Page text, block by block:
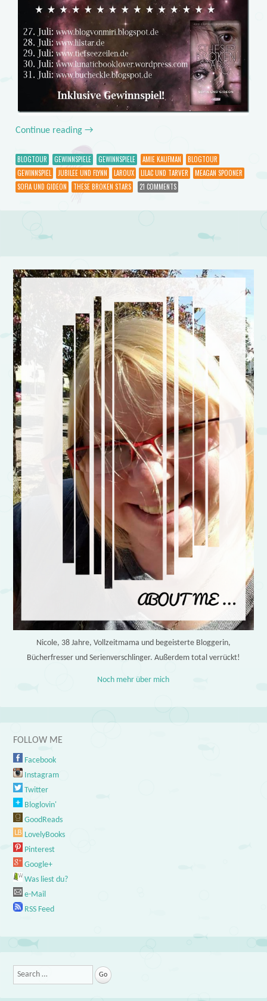
Continue reading →
BLOGTOUR GEWINNSPIELE GEWINNSPIELE AMIE KAUFMAN
BLOGTOUR
GEWINNSPIEL
JUBILEE UND FLYNN LAROUX LILAC UND TARVER
MEAGAN SPOONER
SOFIA UND GIDEON
THESE BROKEN STARS 21 COMMENTS
Post navigation
Nicole, 38 Jahre, Vollzeitmama und begeisterte Bloggerin,
Bücherfresser und Serienverschlinger. Außerdem total verrückt!
Noch mehr über mich
FOLLOW ME
Facebook
Instagram
Twitter
Bloglovin'
GoodReads
LovelyBooks
Pinterest
Google+
Was liest du?
e-Mail
RSS Feed
Search